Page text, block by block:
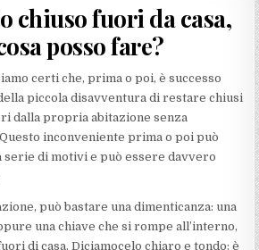
chiuso fuori da casa,
posso fare?
certi che, prima o poi, è successo
piccola disavventura di restare chiusi
dalla propria abitazione senza
inconveniente prima o poi può
serie di motivi e può essere davvero
può bastare una dimenticanza: una
una chiave che si rompe all’interno,
di casa. Diciamocelo chiaro e tondo: è